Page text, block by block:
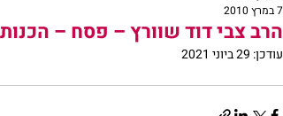
הרב צבי דוד שוורץ – פסח – הכנות
7 במרץ 2010
עודכן: 29 ביוני 2021